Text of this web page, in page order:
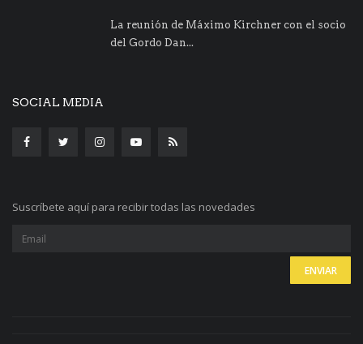
La reunión de Máximo Kirchner con el socio
del Gordo Dan...
SOCIAL MEDIA
Suscríbete aquí para recibir todas las novedades